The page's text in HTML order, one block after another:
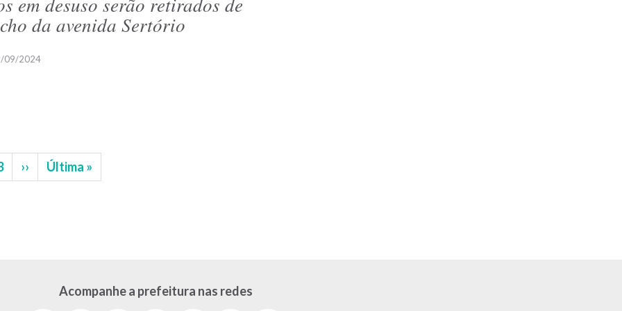
da avenida Sertório
09/2024
Próxima
página
››
Última
página
Última »
Acompanhe a prefeitura nas redes